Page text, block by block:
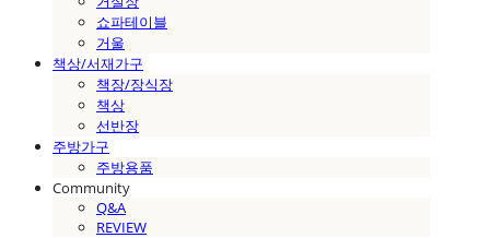
쇼파테이블
거울
책상/서재가구
책장/장식장
책상
선반장
주방가구
주방용품
Community
Q&A
REVIEW